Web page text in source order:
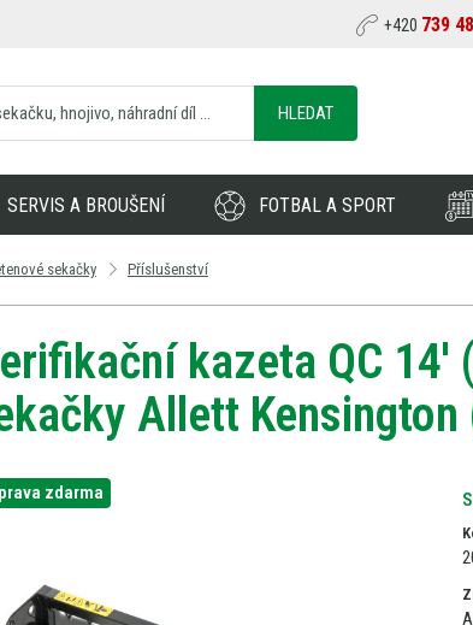
+420 739
HLEDAT
SERVIS A BROUŠENÍ FOTBAL A SPORT
sekačky Příslušenství
kazeta QC 14'
Allett
zdarma